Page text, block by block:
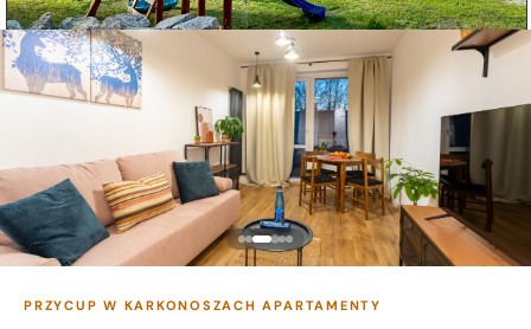
PRZYCUP W KARKONOSZACH APARTAMENTY